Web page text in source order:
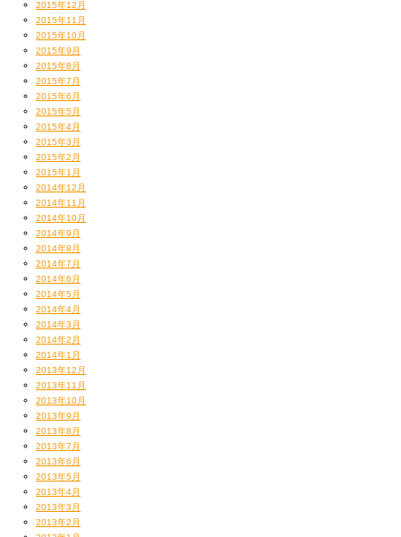
2015年12月
2015年11月
2015年10月
2015年9月
2015年8月
2015年7月
2015年6月
2015年5月
2015年4月
2015年3月
2015年2月
2015年1月
2014年12月
2014年11月
2014年10月
2014年9月
2014年8月
2014年7月
2014年6月
2014年5月
2014年4月
2014年3月
2014年2月
2014年1月
2013年12月
2013年11月
2013年10月
2013年9月
2013年8月
2013年7月
2013年6月
2013年5月
2013年4月
2013年3月
2013年2月